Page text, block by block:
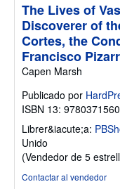
The Lives of
Discoverer of
Cortes, the
Francisco
Capen Marsh
Publicado por
ISBN 13:
Librer&iacute;a:
Unido
(Vendedor de 5
Contactar al vendedor